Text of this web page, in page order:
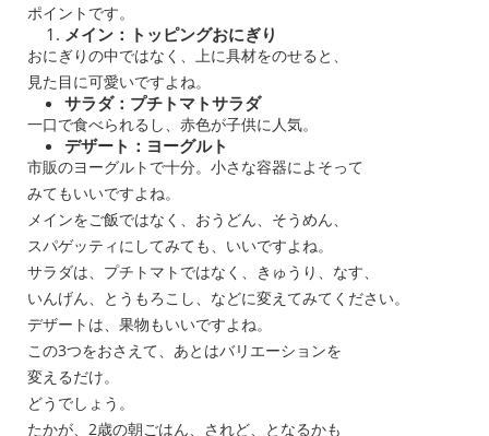
ポイントです。
メイン：トッピングおにぎり
おにぎりの中ではなく、上に具材をのせると、
見た目に可愛いですよね。
サラダ：プチトマトサラダ
一口で食べられるし、赤色が子供に人気。
デザート：ヨーグルト
市販のヨーグルトで十分。小さな容器によそって
みてもいいですよね。
メインをご飯ではなく、おうどん、そうめん、
スパゲッティにしてみても、いいですよね。
サラダは、プチトマトではなく、きゅうり、なす、
いんげん、とうもろこし、などに変えてみてください。
デザートは、果物もいいですよね。
この3つをおさえて、あとはバリエーションを
変えるだけ。
どうでしょう。
たかが、2歳の朝ごはん、されど、となるかも